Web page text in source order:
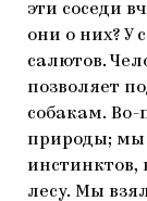
эти соседи
они о них? У
салютов.
позволяет
собакам. Во-
природы; мы
инстинктов,
лесу. Мы